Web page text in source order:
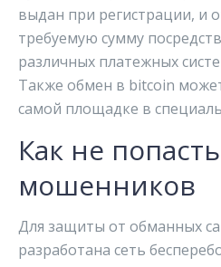
выдан при регистрации, и
требуемую сумму
различных платежных
Также обмен в bitcoin
самой площадке в
Как не
мошенников
Для защиты от обманных
разработана сеть